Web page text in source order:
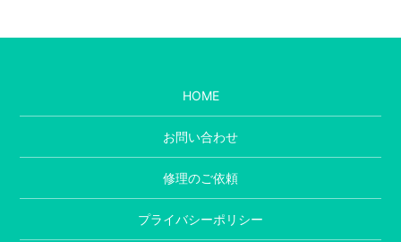
HOME
お問い合わせ
修理のご依頼
プライバシーポリシー